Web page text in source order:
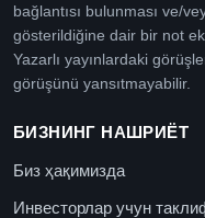
bağlantısı bulunması ve/
gösterildiğine dair bir not
Yazarlı yayınlardaki
görüşünü yansıtmayabilir.
БИЗНИНГ НАШРИЁТ
Биз ҳақимизда
Инвесторлар учун